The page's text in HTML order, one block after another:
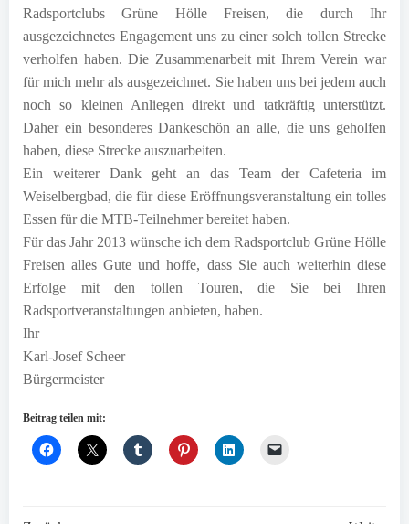
Radsportclubs Grüne Hölle Freisen, die durch Ihr
ausgezeichnetes Engagement uns zu einer solch tollen Strecke
verholfen haben. Die Zusammenarbeit mit Ihrem Verein war
für mich mehr als ausgezeichnet. Sie haben uns bei jedem auch
noch so kleinen Anliegen direkt und tatkräftig unterstützt.
Daher ein besonderes Dankeschön an alle, die uns geholfen
haben, diese Strecke auszuarbeiten.
Ein weiterer Dank geht an das Team der Cafeteria im
Weiselbergbad, die für diese Eröffnungsveranstaltung ein tolles
Essen für die MTB-Teilnehmer bereitet haben.
Für das Jahr 2013 wünsche ich dem Radsportclub Grüne Hölle
Freisen alles Gute und hoffe, dass Sie auch weiterhin diese
Erfolge mit den tollen Touren, die Sie bei Ihren
Radsportveranstaltungen anbieten, haben.
Ihr
Karl-Josef Scheer
Bürgermeister
Beitrag teilen mit: